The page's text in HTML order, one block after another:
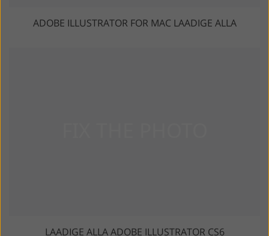
ADOBE ILLUSTRATOR FOR MAC LAADIGE ALLA
LAADIGE ALLA ADOBE ILLUSTRATOR CS6